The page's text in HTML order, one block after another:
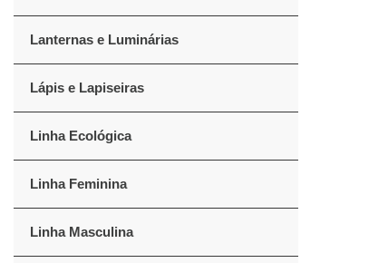
Lanternas e Luminárias
Lápis e Lapiseiras
Linha Ecológica
Linha Feminina
Linha Masculina